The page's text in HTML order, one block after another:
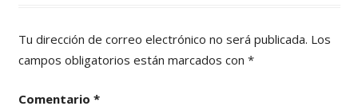
Tu dirección de correo electrónico no será publicada. Los
campos obligatorios están marcados con *
Comentario *